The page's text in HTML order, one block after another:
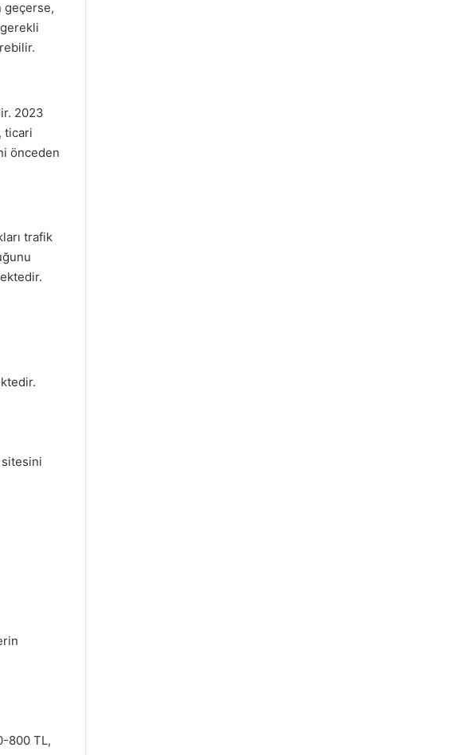
geçerse,
2023
ticari
önceden
trafik
sitesini
800 TL,